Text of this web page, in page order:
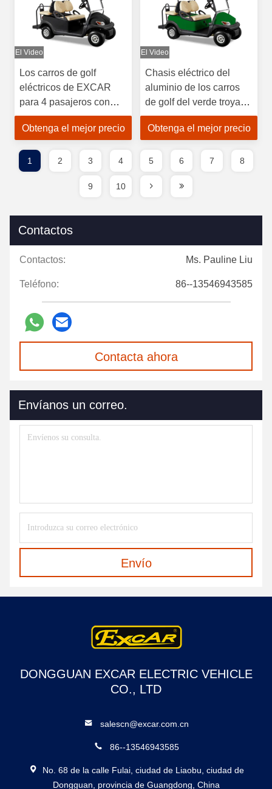
El Video
Los carros de golf
eléctricos de EXCAR
para 4 pasajeros con
ADC 3.7KW viajan en
automóvili/batería
Obtenga el mejor precio
El Video
Chasis eléctrico del
aluminio de los carros
de golf del verde troyano
de la batería de EXCAR
48V 275A
Obtenga el mejor precio
1 2 3 4 5 6 7 8
9 10
Contactos
Contactos: Ms. Pauline Liu
Teléfono: 86--13546943585
Contacta ahora
Envíanos un correo.
Envío
DONGGUAN EXCAR ELECTRIC VEHICLE
CO., LTD
salescn@excar.com.cn
86--13546943585
No. 68 de la calle Fulai, ciudad de Liaobu, ciudad de
Dongguan, provincia de Guangdong, China